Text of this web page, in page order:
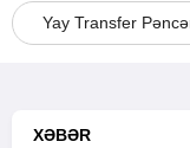
Yay Transfer
XƏBƏR